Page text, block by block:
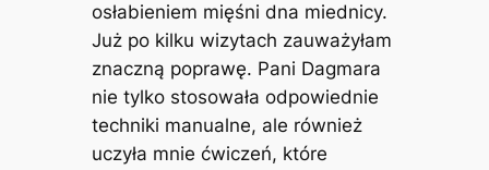
osłabieniem mięśni dna miednicy.
Już po kilku wizytach zauważyłam
znaczną poprawę. Pani Dagmara
nie tylko stosowała odpowiednie
techniki manualne, ale również
uczyła mnie ćwiczeń, które